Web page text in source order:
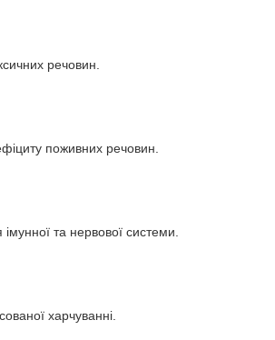
речовин.
поживних речовин.
та нервової системи.
харчуванні.